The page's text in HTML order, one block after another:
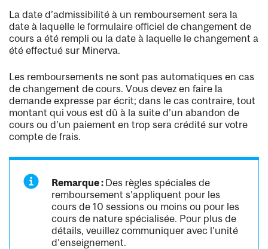
La date d’admissibilité à un remboursement sera la
date à laquelle le formulaire officiel de changement de
cours a été rempli ou la date à laquelle le changement a
été effectué sur Minerva.
Les remboursements ne sont pas automatiques en cas
de changement de cours. Vous devez en faire la
demande expresse par écrit; dans le cas contraire, tout
montant qui vous est dû à la suite d’un abandon de
cours ou d’un paiement en trop sera crédité sur votre
compte de frais.
Remarque : Des règles spéciales de
remboursement s’appliquent pour les
cours de 10 sessions ou moins ou pour les
cours de nature spécialisée. Pour plus de
détails, veuillez communiquer avec l’unité
d’enseignement.